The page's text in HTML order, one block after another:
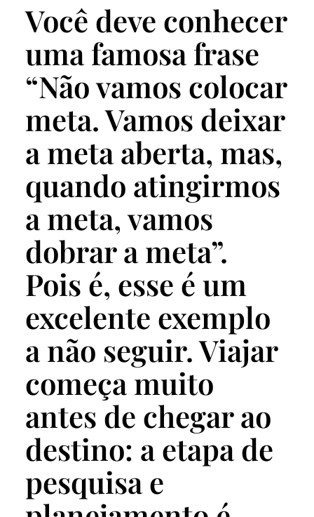
Você deve conhecer
uma famosa frase
“Não vamos colocar
meta. Vamos deixar
a meta aberta, mas,
quando atingirmos
a meta, vamos
dobrar a meta”.
Pois é, esse é um
excelente exemplo
a não seguir. Viajar
começa muito
antes de chegar ao
destino: a etapa de
pesquisa e